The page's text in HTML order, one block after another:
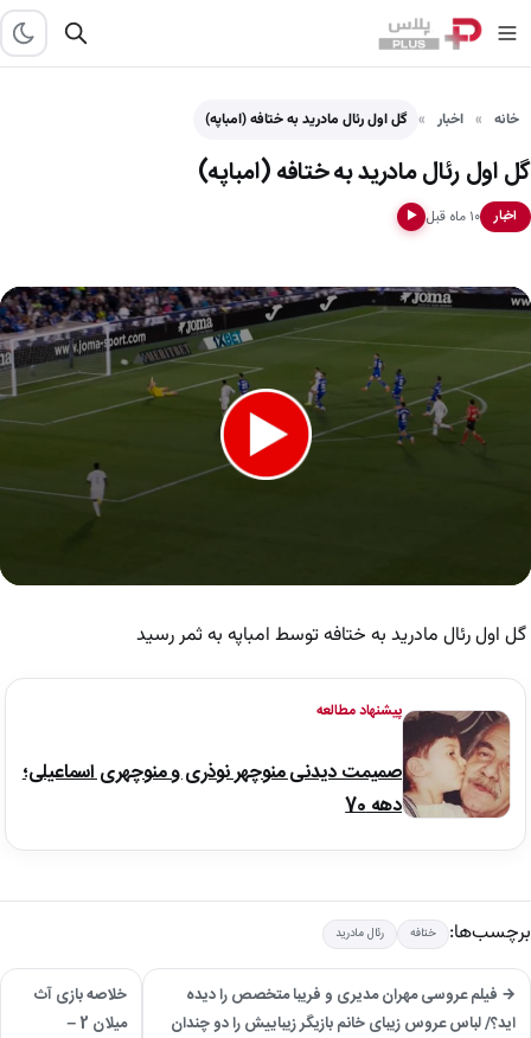
خانه اخبار گل اول رئال مادرید به ختافه (امباپه)
گل اول رئال مادرید به ختافه (امباپه)
اخبار ۱۰ ماه قبل ▶
گل اول رئال مادرید به ختافه توسط امباپه به ثمر رسید
پیشنهاد مطالعه
صمیمت دیدنی منوچهر نوذری و منوچهری اسماعیلی؛
دهه 70
برچسب‌ها: ختافه رئال مادرید
→ فیلم عروسی مهران مدیری و فریبا متخصص را دیده
اید؟/ لباس عروس زیبای خانم بازیگر زیباییش را دو چندان
خلاصه بازی آث
میلان 2 –